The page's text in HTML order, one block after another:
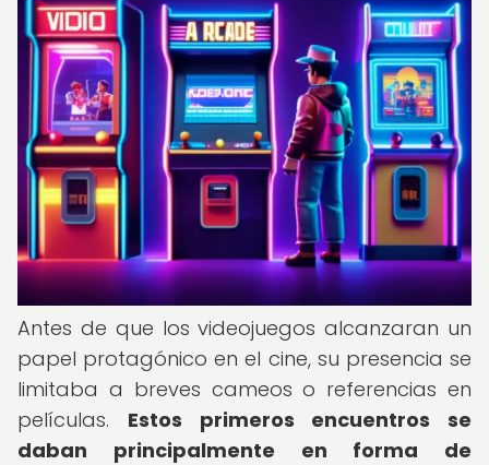
Antes de que los videojuegos alcanzaran un
papel protagónico en el cine, su presencia se
limitaba a breves cameos o referencias en
películas. Estos primeros encuentros se
daban principalmente en forma de